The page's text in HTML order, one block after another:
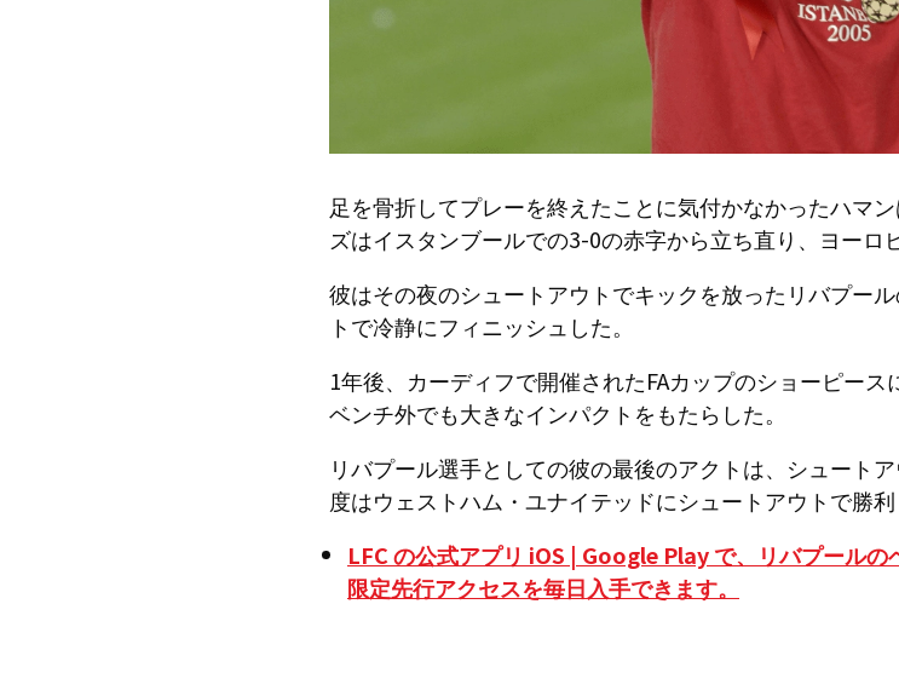
足を骨折してプレーを終えたことに気付かなかったハマ
ズはイスタンブールでの3-0の赤字から立ち直り、ヨーロ
彼はその夜のシュートアウトでキックを放ったリバプー
トで冷静にフィニッシュした。
1年後、カーディフで開催されたFAカップのショーピース
ベンチ外でも大きなインパクトをもたらした。
リバプール選手としての彼の最後のアクトは、シュート
度はウェストハム・ユナイテッドにシュートアウトで勝利
LFC の公式アプリ iOS | Google Play で、リバプール
限定先行アクセスを毎日入手できます。